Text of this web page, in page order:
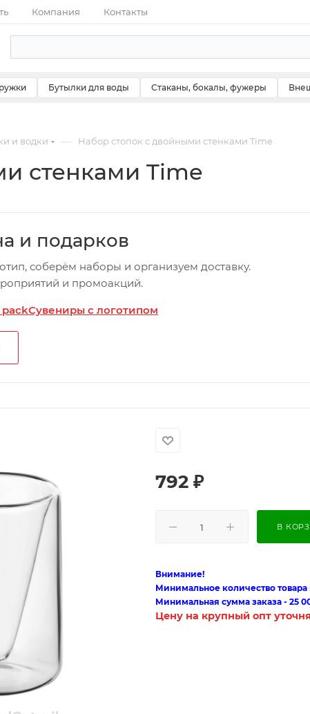
Компания Контакты
Бутылки для воды Стаканы, бокалы, фужеры
и водки — Набор стопок с двойными стенками Time
стенками Time
и подарков
соберём наборы и организуем доставку.
и промоакций.
packСувениры с логотипом
792 ₽
В
Внимание!
Минимальное количество товара
Минимальная сумма заказа - 25
Цену на крупный опт